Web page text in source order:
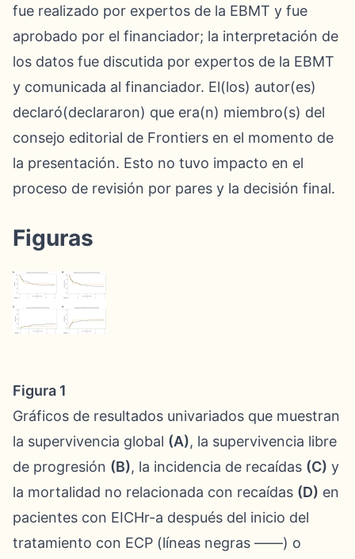
fue realizado por expertos de la EBMT y fue
aprobado por el financiador; la interpretación de
los datos fue discutida por expertos de la EBMT
y comunicada al financiador. El(los) autor(es)
declaró(declararon) que era(n) miembro(s) del
consejo editorial de Frontiers en el momento de
la presentación. Esto no tuvo impacto en el
proceso de revisión por pares y la decisión final.
Figuras
Figura 1
Gráficos de resultados univariados que muestran
la supervivencia global (A), la supervivencia libre
de progresión (B), la incidencia de recaídas (C) y
la mortalidad no relacionada con recaídas (D) en
pacientes con EICHr-a después del inicio del
tratamiento con ECP (líneas negras ――) o